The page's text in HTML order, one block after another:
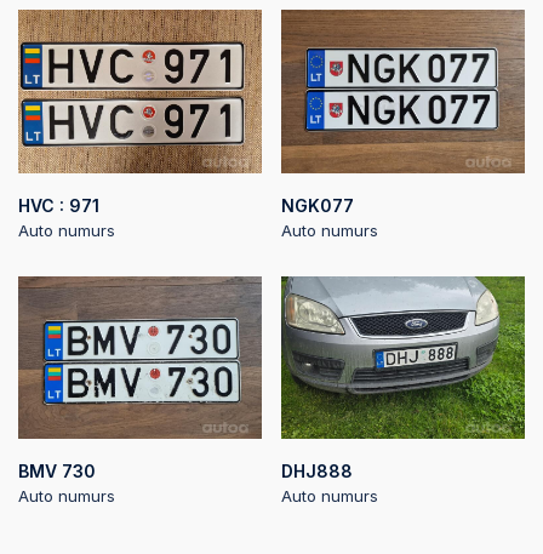
HVC : 971
Auto numurs
NGK077
Auto numurs
BMV 730
Auto numurs
DHJ888
Auto numurs